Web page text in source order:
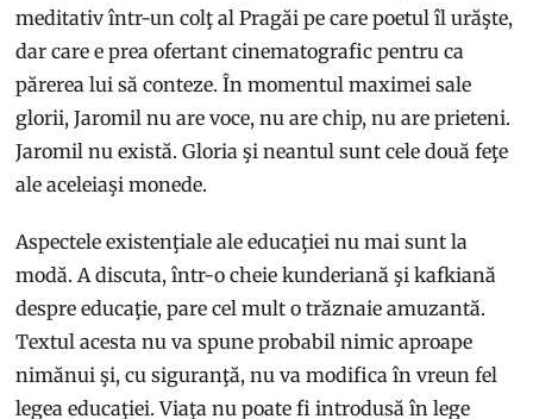
meditativ într-un colţ al Pragăi pe care poetul îl urăşte,
dar care e prea ofertant cinematografic pentru ca
părerea lui să conteze. În momentul maximei sale
glorii, Jaromil nu are voce, nu are chip, nu are prieteni.
Jaromil nu există. Gloria şi neantul sunt cele două feţe
ale aceleiaşi monede.
Aspectele existenţiale ale educaţiei nu mai sunt la
modă. A discuta, într-o cheie kunderiană şi kafkiană
despre educaţie, pare cel mult o trăznaie amuzantă.
Textul acesta nu va spune probabil nimic aproape
nimănui şi, cu siguranţă, nu va modifica în vreun fel
legea educaţiei. Viaţa nu poate fi introdusă în lege